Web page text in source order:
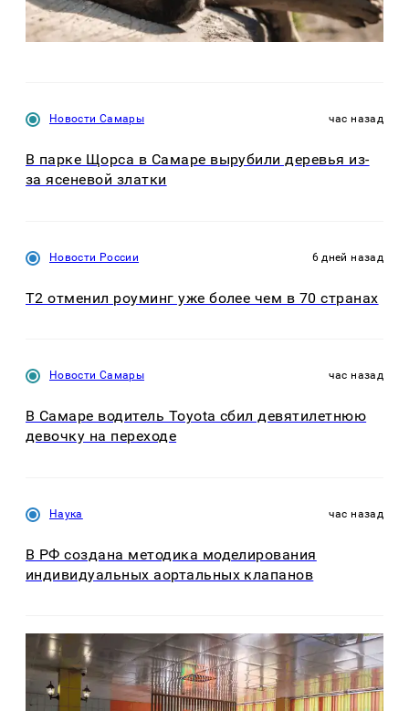
Новости Самары час назад
В парке Щорса в Самаре вырубили деревья из-
за ясеневой златки
Новости России 6 дней назад
Т2 отменил роуминг уже более чем в 70 странах
Новости Самары час назад
В Самаре водитель Toyota сбил девятилетнюю
девочку на переходе
Наука час назад
В РФ создана методика моделирования
индивидуальных аортальных клапанов